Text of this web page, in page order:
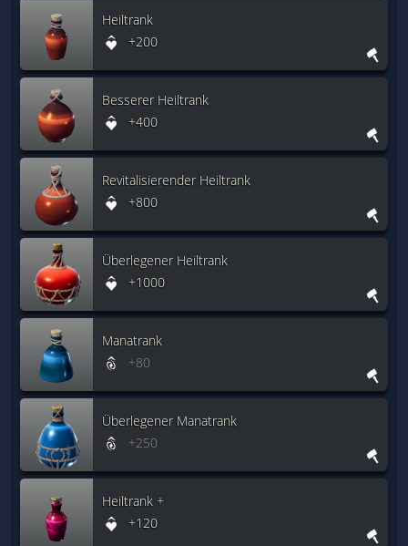
Heiltrank
+200
Besserer Heiltrank
+400
Revitalisierender Heiltrank
+800
Überlegener Heiltrank
+1000
Manatrank
+80
Überlegener Manatrank
+250
Heiltrank +
+120